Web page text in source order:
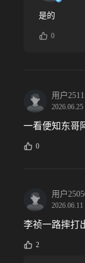
是的
0
用户
2026.06.25
一看便知东哥
0
用户
2026.06.11
李祯一路摔打
2